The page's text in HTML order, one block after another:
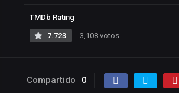
TMDb Rating
7.723 3,108 votos
Compartido 0